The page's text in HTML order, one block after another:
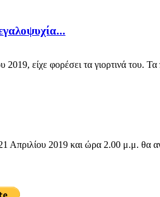
είχε φορέσει τα γιορτινά του. Τα
2019 και ώρα 2.00 μ.μ. θα